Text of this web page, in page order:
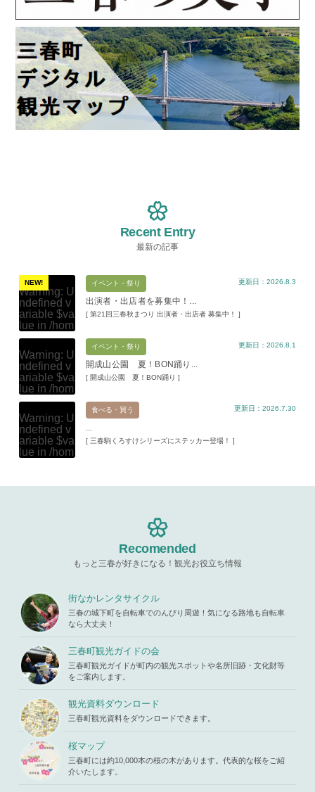
Recent Entry
最新の記事
NEW!
Warning: U
ndefined v
ariable $va
lue in /hom
e/xs11945
9/miharuko
ma.com/pu
blic_html/w
p-content/t
hemes/mih
aru/templat
e-parts/pic
up.phpon l
ine19
Warning: A
parts/picu
p.phpon li
ne19
イベント・祭り
出演者・出店者を募集中！...
[ 第21回三春秋まつり 出演者・出店者 募集中！ ]
更新日：2026.8.3
Warning: U
ndefined v
ariable $va
lue in /hom
e/xs11945
9/miharuko
ma.com/pu
blic_html/w
p-content/t
hemes/mih
up.phpon l
iharukoma.
com/public
_html/wp-c
ontent/the
mes/mihar
u/template-
parts/picu
p.phpon li
ne19
イベント・祭り
開成山公園 夏！BON踊り...
[ 開成山公園 夏！BON踊り ]
更新日：2026.8.1
Warning: U
ndefined v
ariable $va
lue in /hom
ma.com/pu
ttempt to re
ad property
"ID" on null
in/home/x
iharukoma.
com/public
_html/wp-c
ontent/the
mes/mihar
u/template-
parts/picu
p.phpon li
ne 19
食べる・買う
[ 三春駒くろすけシリーズにステッカー登場！ ]
更新日：2026.7.30
Recomended
もっと三春が好きになる！観光お役立ち情報
街なかレンタサイクル
三春の城下町を自転車でのんびり周遊！気になる路地も自転車
なら大丈夫！
三春町観光ガイドの会
三春町観光ガイドが町内の観光スポットや名所旧跡・文化財等
をご案内します。
観光資料ダウンロード
三春町観光資料をダウンロードできます。
桜マップ
三春町には約10,000本の桜の木があります。代表的な桜をご紹
介いたします。